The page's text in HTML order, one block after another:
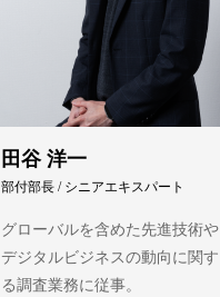
田谷 洋一
部付部長 / シニアエキスパート
グローバルを含めた先進技術や
デジタルビジネスの動向に関す
る調査業務に従事。